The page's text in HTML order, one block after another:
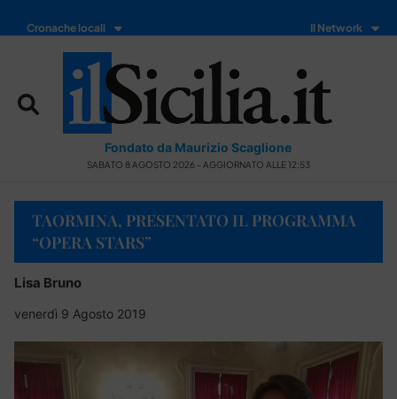
Cronache locali Il Network
Fondato da Maurizio Scaglione
SABATO 8 AGOSTO 2026 - AGGIORNATO ALLE 12:53
TAORMINA, PRESENTATO IL PROGRAMMA
“OPERA STARS”
Lisa Bruno
venerdì 9 Agosto 2019